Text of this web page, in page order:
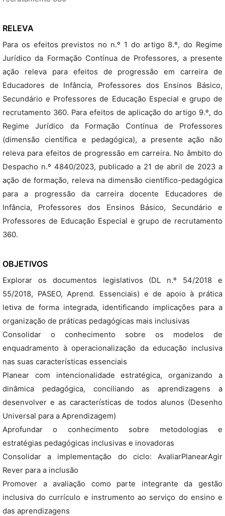
RELEVA
Para os efeitos previstos no n.º 1 do artigo 8.º, do Regime
Jurídico da Formação Contínua de Professores, a presente
ação releva para efeitos de progressão em carreira de
Educadores de Infância, Professores dos Ensinos Básico,
Secundário e Professores de Educação Especial e grupo de
recrutamento 360. Para efeitos de aplicação do artigo 9.º, do
Regime Jurídico da Formação Contínua de Professores
(dimensão científica e pedagógica), a presente ação não
releva para efeitos de progressão em carreira. No âmbito do
Despacho n.º 4840/2023, publicado a 21 de abril de 2023 a
ação de formação, releva na dimensão científico-pedagógica
para a progressão da carreira docente Educadores de
Infância, Professores dos Ensinos Básico, Secundário e
Professores de Educação Especial e grupo de recrutamento
360.
OBJETIVOS
Explorar os documentos legislativos (DL n.º 54/2018 e
55/2018, PASEO, Aprend. Essenciais) e de apoio à prática
letiva de forma integrada, identificando implicações para a
organização de práticas pedagógicas mais inclusivas
Consolidar o conhecimento sobre os modelos de
enquadramento à operacionalização da educação inclusiva
nas suas características essenciais
Planear com intencionalidade estratégica, organizando a
dinâmica pedagógica, conciliando as aprendizagens a
desenvolver e as características de todos alunos (Desenho
Universal para a Aprendizagem)
Aprofundar o conhecimento sobre metodologias e
estratégias pedagógicas inclusivas e inovadoras
Consolidar a implementação do ciclo: AvaliarPlanearAgir
Rever para a inclusão
Promover a avaliação como parte integrante da gestão
inclusiva do currículo e instrumento ao serviço do ensino e
das aprendizagens